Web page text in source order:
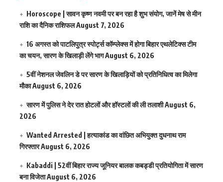
Horoscope | सावन कृष्ण नवमी पर बन रहा है शुभ संयोग, जानें मेष से मीन
राशि का दैनिक राशिफलAugust 7, 2026
16 अगस्त को पाटलिपुत्र स्पोर्ट्स कॉम्प्लेक्स में होगा बिहार एथलेटिक्स टीम
का चयन, सारण के खिलाड़ी लेंगे भागAugust 6, 2026
5वीं नेशनल जेवलिन डे पर सारण के खिलाड़ियों को प्रतिनिधित्व का मिलेगा
मौकाAugust 6, 2026
सारण में पुलिस ने देर रात होटलों और हॉस्टलों की ली तलाशीAugust 6,
2026
Wanted Arrested | हत्याकांड का वांछित अभियुक्त दुधनाथ राम
गिरफ्तारAugust 6, 2026
Kabaddi | 52वीं बिहार राज्य जूनियर बालक कबड्डी प्रतियोगिता में सारण
बना विजेताAugust 6, 2026